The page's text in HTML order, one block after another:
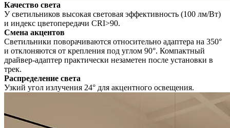
Качество света
У светильников высокая световая эффективность (100 лм/Вт)
и индекс цветопередачи CRI>90.
Смена акцентов
Светильники поворачиваются относительно адаптера на 350°
и отклоняются от крепления под углом 90°. Компактный
драйвер-адаптер практически незаметен после установки в
трек.
Распределение света
Узкий угол излучения 24° для акцентного освещения.